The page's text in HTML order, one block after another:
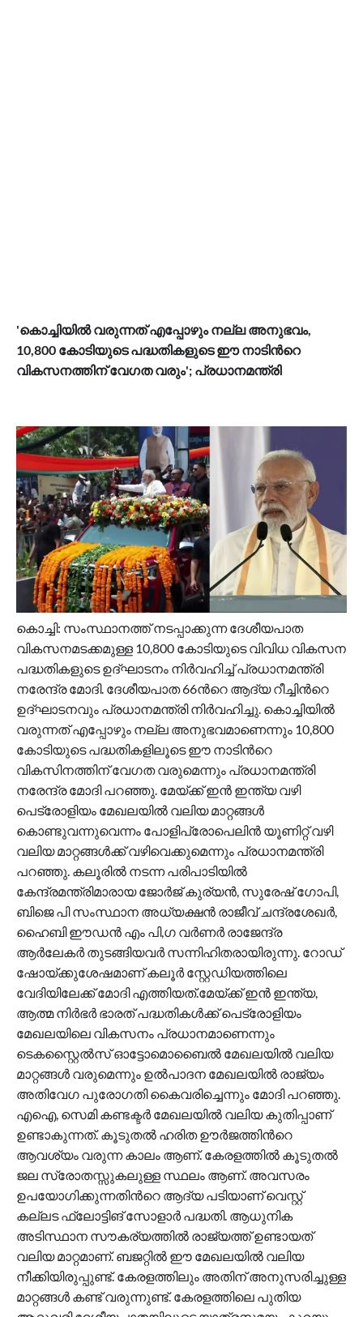
'കൊച്ചിയിൽ വരുന്നത് എപ്പോഴും നല്ല അനുഭവം,
10,800 കോടിയുടെ പദ്ധതികളുടെ ഈ നാടിന്‍റെ
വികസനത്തിന് വേഗത വരും'; പ്രധാനമന്ത്രി
കൊച്ചി: സംസ്ഥാനത്ത് നടപ്പാക്കുന്ന ദേശീയപാത
വികസനമടക്കമുള്ള 10,800 കോടിയുടെ വിവിധ വികസന
പദ്ധതികളുടെ ഉദ്ഘാടനം നിര്‍വഹിച്ച് പ്രധാനമന്ത്രി
നരേന്ദ്ര മോദി. ദേശീയപാത 66ന്‍റെ ആദ്യ റീച്ചിന്‍റെ
ഉദ്ഘാടനവും പ്രധാനമന്ത്രി നിര്‍വഹിച്ചു. കൊച്ചിയിൽ
വരുന്നത് എപ്പോഴും നല്ല അനുഭവമാണെന്നും 10,800
കോടിയുടെ പദ്ധതികളിലൂടെ ഈ നാടിന്‍റെ
വികസിനത്തിന് വേഗത വരുമെന്നും പ്രധാനമന്ത്രി
നരേന്ദ്ര മോദി പറഞ്ഞു. മേയ്ക്ക് ഇൻ ഇന്ത്യ വഴി
പെട്രോളിയം മേഖലയിൽ വലിയ മാറ്റങ്ങള്‍
കൊണ്ടുവന്നുവെന്നം പോളിപ്രോപെലിൻ യൂണിറ്റ് വഴി
വലിയ മാറ്റങ്ങള്‍ക്ക് വഴിവെക്കുമെന്നും പ്രധാനമന്ത്രി
പറഞ്ഞു. കലൂരിൽ നടന്ന പരിപാടിയിൽ
കേന്ദ്രമന്ത്രിമാരായ ജോർജ് കുര്യൻ, സുരേഷ് ഗോപി,
ബിജെ പി സംസ്ഥാന അധ്യക്ഷൻ രാജീവ് ചന്ദ്രശേഖർ,
ഹൈബി ഈഡൻ എം പി,ഗ വർണർ രാജേന്ദ്ര
ആർലേകർ തുടങ്ങിയവര്‍ സന്നിഹിതരായിരുന്നു. റോഡ്
ഷോയ്ക്കുശേഷമാണ് കലൂര്‍ സ്റ്റേഡിയത്തിലെ
വേദിയിലേക്ക് മോദി എത്തിയത്.മേയ്ക്ക് ഇൻ ഇന്ത്യ,
ആത്മ നിര്‍ഭര്‍ ഭാരത് പദ്ധതികള്‍ക്ക് പെട്രോളിയം
മേഖലയിലെ വികസനം പ്രധാനമാണെന്നും
ടെകസ്റ്റൈൽസ് ഓട്ടോമൊബൈൽ മേഖലയിൽ വലിയ
മാറ്റങ്ങള്‍ വരുമെന്നും ഉൽപാദന മേഖലയിൽ രാജ്യം
അതിവേഗ പുരോഗതി കൈവരിച്ചെന്നും മോദി പറഞ്ഞു.
എഐ, സെമി കണ്ടക്ടര്‍ മേഖലയിൽ വലിയ കുതിപ്പാണ്
ഉണ്ടാകുന്നത്. കൂടുതൽ ഹരിത ഊർജത്തിന്‍റെ
ആവശ്യം വരുന്ന കാലം ആണ്. കേരളത്തിൽ കൂടുതൽ
ജല സ്രോതസ്സുകലുള്ള സ്ഥലം ആണ്. അവസരം
ഉപയോഗിക്കുന്നതിന്‍റെ ആദ്യ പടിയാണ് വെസ്റ്റ്
കല്ലട ഫ്ലോട്ടിങ് സോളാർ പദ്ധതി. ആധുനിക
അടിസ്ഥാന സൗകര്യത്തിൽ രാജ്യത്ത് ഉണ്ടായത്
വലിയ മാറ്റമാണ്. ബജറ്റിൽ ഈ മേഖലയിൽ വലിയ
നീക്കിയിരുപ്പുണ്ട്. കേരളത്തിലും അതിന് അനുസരിച്ചുള്ള
മാറ്റങ്ങൾ കണ്ട് വരുന്നുണ്ട്. കേരളത്തിലെ പുതിയ